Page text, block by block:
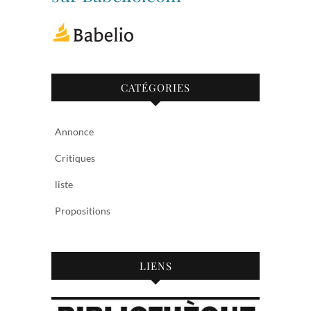
CATÉGORIES
Annonce
Critiques
liste
Propositions
LIENS